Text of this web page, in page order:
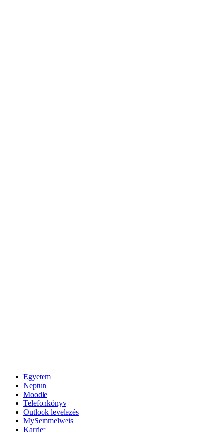
Egyetem
Neptun
Moodle
Telefonkönyv
Outlook levelezés
MySemmelweis
Karrier